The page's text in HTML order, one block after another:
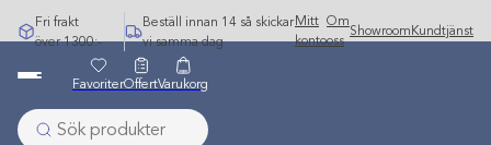
Hoppa
till
Fri frakt
över 1300:-
Beställ innan 14 så skickar
vi samma dag
Mitt
konto
Om
oss
Showroom Kundtjänst
FavoriterOffertVarukorg